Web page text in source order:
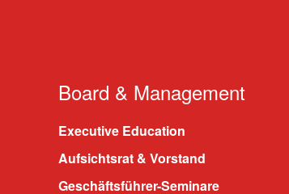
Board & Management
Executive Education
Aufsichtsrat & Vorstand
Geschäftsführer-Seminare